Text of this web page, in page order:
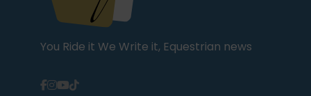
You Ride it We Write it, Equestrian news